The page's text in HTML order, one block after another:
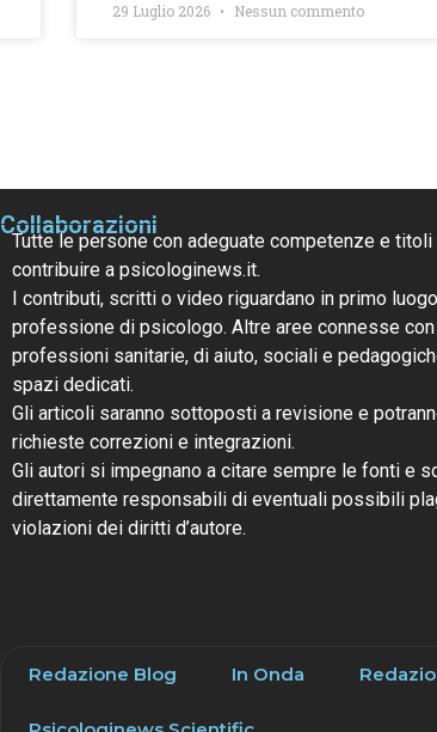
29 Luglio 2026 Nessun commento
Collaborazioni
Tutte le persone con adeguate competenze e
contribuire a psicologinews.it.
I contributi, scritti o video riguardano in primo
professione di psicologo. Altre aree connesse
professioni sanitarie, di aiuto, sociali e
spazi dedicati.
Gli articoli saranno sottoposti a revisione e
richieste correzioni e integrazioni.
Gli autori si impegnano a citare sempre le fonti e
direttamente responsabili di eventuali possibili
violazioni dei diritti d’autore.
Redazione Blog In Onda